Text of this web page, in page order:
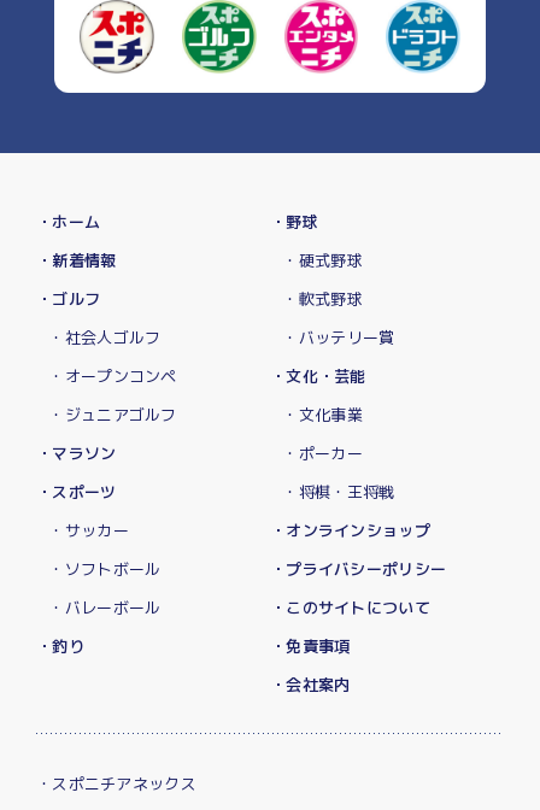
・ホーム
・新着情報
・ゴルフ
・社会人ゴルフ
・オープンコンペ
・ジュニアゴルフ
・マラソン
・スポーツ
・サッカー
・ソフトボール
・バレーボール
・釣り
・野球
・硬式野球
・軟式野球
・バッテリー賞
・文化・芸能
・文化事業
・ポーカー
・将棋・王将戦
・オンラインショップ
・プライバシーポリシー
・このサイトについて
・免責事項
・会社案内
・スポニチアネックス